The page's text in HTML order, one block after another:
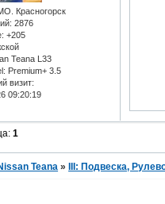
Красногорск
2876
+205
Teana L33
Premium+ 3.5
визит:
09:20:19
1
Teana »III: Подвеска,